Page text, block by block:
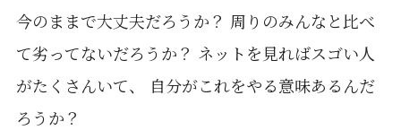
今のままで大丈夫だろうか？ 周りのみんなと比べ
て劣ってないだろうか？ ネットを見ればスゴい人
がたくさんいて、 自分がこれをやる意味あるんだ
ろうか？